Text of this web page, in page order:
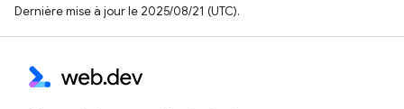
Dernière mise à jour le 2025/08/21 (UTC).